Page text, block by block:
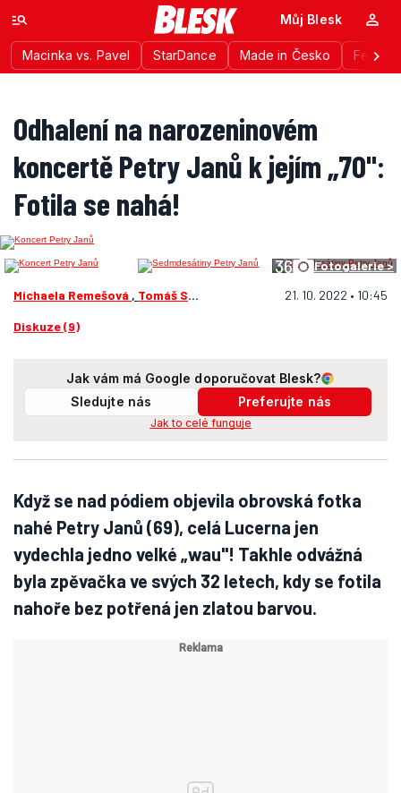
Macinka vs. Pavel StarDance Made in Česko
Můj Blesk
Odhalení na narozeninovém
koncertě Petry Janů k jejím „70":
Fotila se nahá!
36
Fotogalerie >
Michaela Remešová , Tomáš Stanislavčík 21. 10. 2022 • 10:45
Diskuze (9)
Jak vám má Google doporučovat Blesk?
Sledujte nás
Preferujte nás
Jak to celé funguje
Když se nad pódiem objevila obrovská fotka
nahé Petry Janů (69), celá Lucerna jen
vydechla jedno velké „wau"! Takhle odvážná
byla zpěvačka ve svých 32 letech, kdy se fotila
nahoře bez potřená jen zlatou barvou.